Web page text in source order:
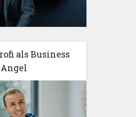
als Business
Angel